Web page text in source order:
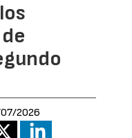
2026